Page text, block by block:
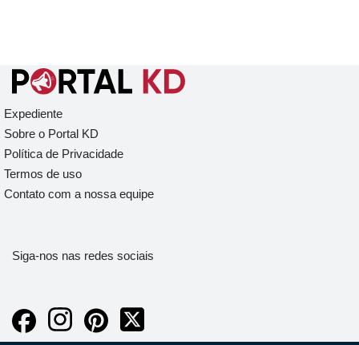
Expediente
Sobre o Portal KD
Política de Privacidade
Termos de uso
Contato com a nossa equipe
Siga-nos nas redes sociais